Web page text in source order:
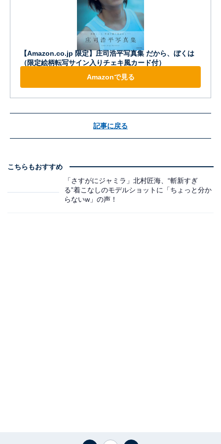
【Amazon.co.jp 限定】庄司浩平写真集 だから、ぼくは
（限定絵柄転写サイン入りチェキ風カード付）
Amazonで見る
記事に戻る
こちらもおすすめ
「さすがにジャミラ」北村匠海、“斬新すぎ
る”着こなしのモデルショットに「ちょっと分か
らないw」の声！